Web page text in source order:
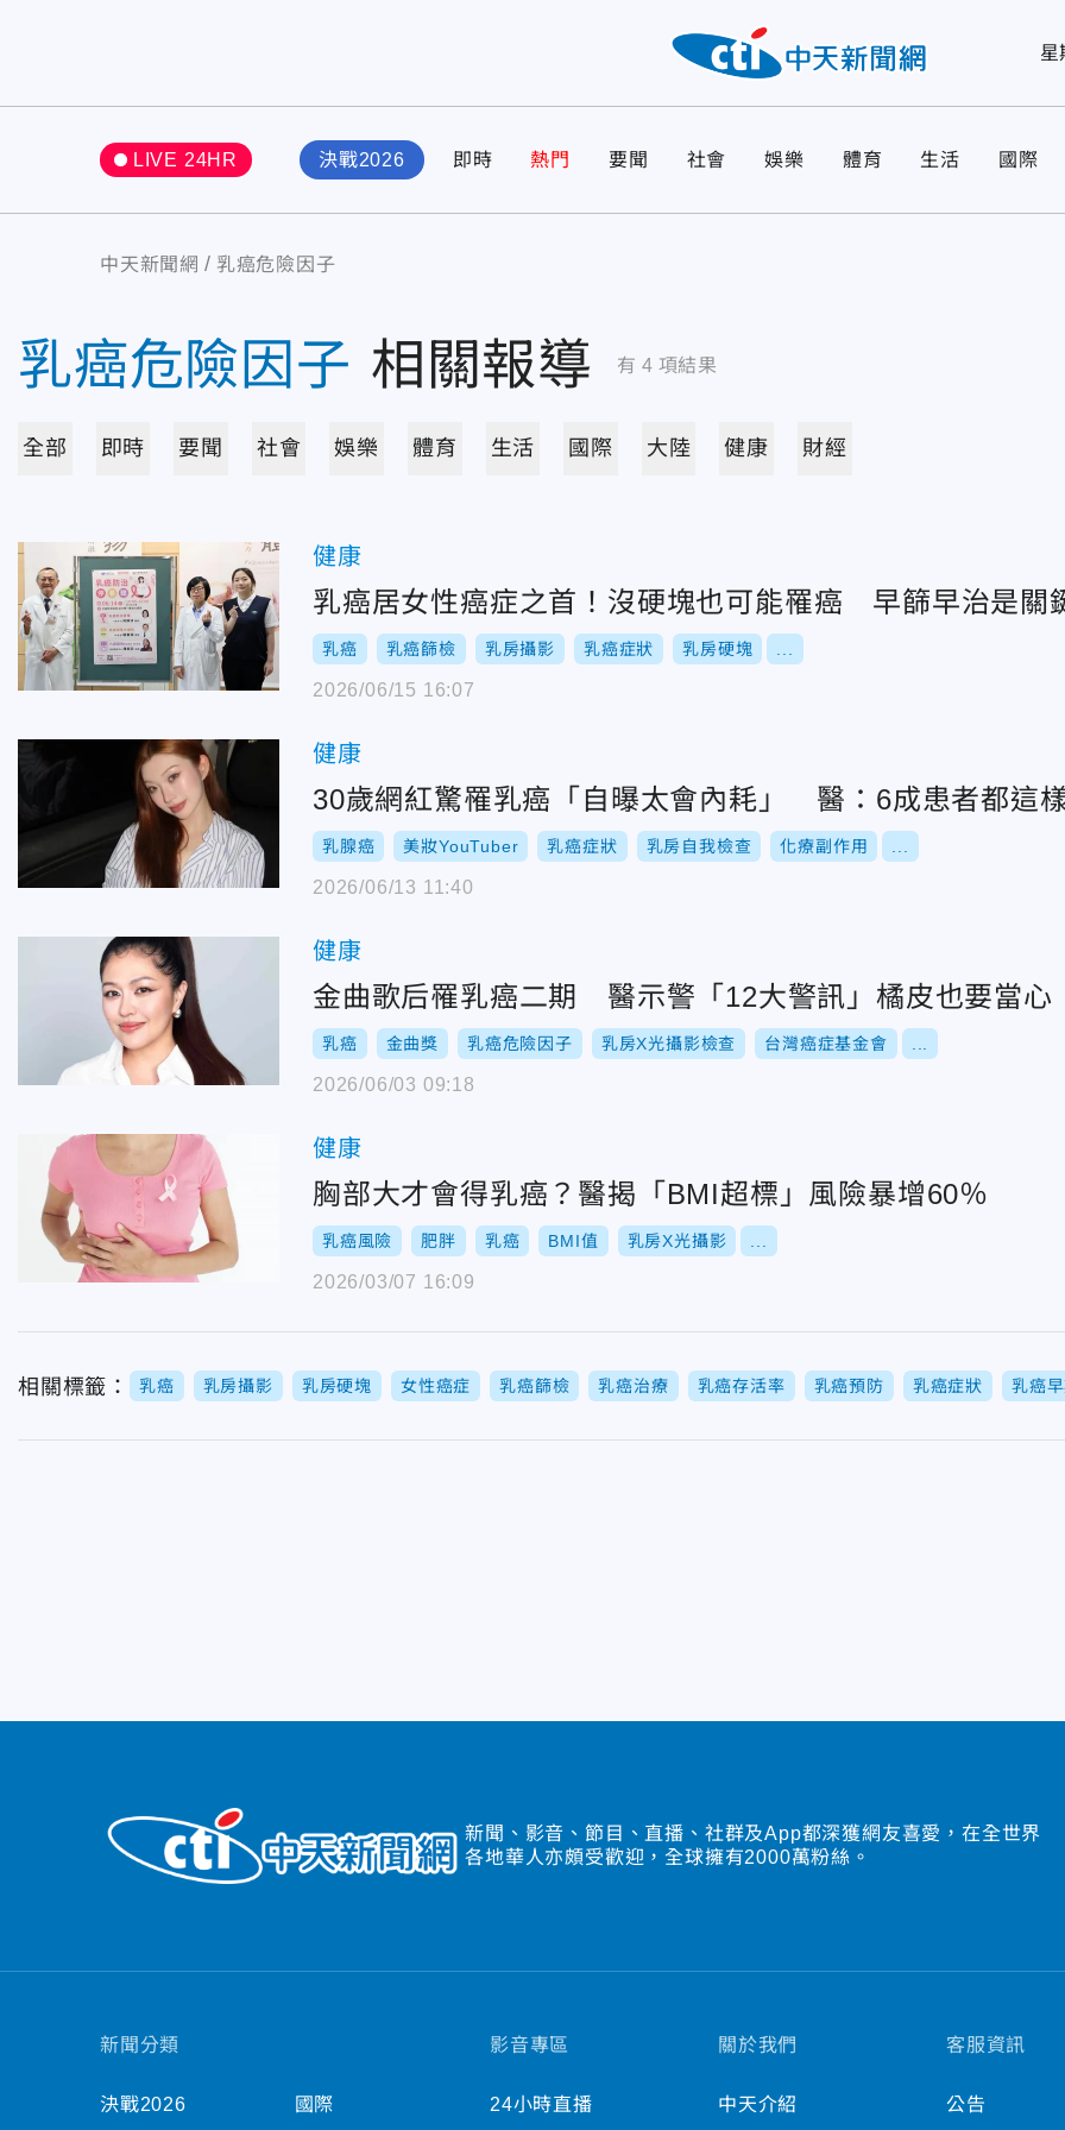
星
LIVE 24HR 決戰2026 即時 熱門 要聞 社會 娛樂 體育 生活 國際
中天新聞網 乳癌危險因子
乳癌危險因子 相關報導 有 4 項結果
全部 即時 要聞 社會 娛樂 體育 生活 國際 大陸 健康 財經
健康
乳癌居女性癌症之首！沒硬塊也可能罹癌 早篩早治是關
乳癌 乳癌篩檢 乳房攝影 乳癌症狀 乳房硬塊
2026/06/15 16:07
健康
30歲網紅驚罹乳癌「自曝太會內耗」 醫：6成患者都這
乳腺癌 美妝YouTuber 乳癌症狀 乳房自我檢查 化療副作用
2026/06/13 11:40
健康
金曲歌后罹乳癌二期 醫示警「12大警訊」橘皮也要當心
乳癌 金曲獎 乳癌危險因子 乳房X光攝影檢查 台灣癌症基金會
2026/06/03 09:18
健康
胸部大才會得乳癌？醫揭「BMI超標」風險暴增60％
乳癌風險 肥胖 乳癌 BMI值 乳房X光攝影
2026/03/07 16:09
相關標籤： 乳癌 乳房攝影 乳房硬塊 女性癌症 乳癌篩檢 乳癌治療 乳癌存活率 乳癌預防 乳癌症狀 乳癌
新聞、影音、節目、直播、社群及App都深獲網友喜愛，在全世界
各地華人亦頗受歡迎，全球擁有2000萬粉絲。
新聞分類
決戰2026 國際
影音專區
24小時直播
關於我們
中天介紹
客服資訊
公告